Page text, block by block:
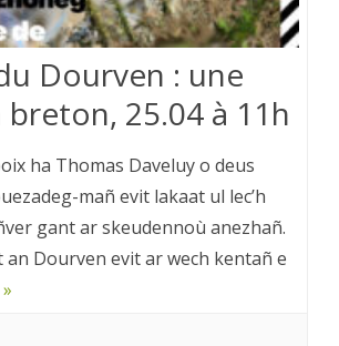
Dourven : une
25.04 à 11h
ha Thomas Daveluy o deus
mañ evit lakaat ul lec’h
gant ar skeudennoù anezhañ.
an Dourven evit ar wech kentañ e